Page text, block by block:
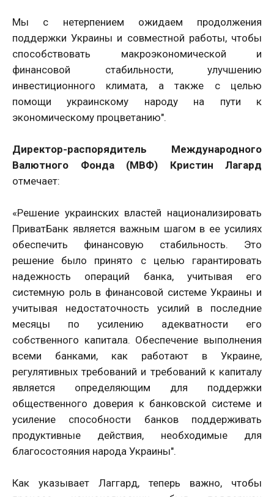
Мы с нетерпением ожидаем продолжения
поддержки Украины и совместной работы, чтобы
способствовать макроэкономической и
финансовой стабильности, улучшению
инвестиционного климата, а также с целью
помощи украинскому народу на пути к
экономическому процветанию".
Директор-распорядитель Международного
Валютного Фонда (МВФ) Кристин Лагард
отмечает:
«Решение украинских властей национализировать
ПриватБанк является важным шагом в ее усилиях
обеспечить финансовую стабильность. Это
решение было принято с целью гарантировать
надежность операций банка, учитывая его
системную роль в финансовой системе Украины и
учитывая недостаточность усилий в последние
месяцы по усилению адекватности его
собственного капитала. Обеспечение выполнения
всеми банками, как работают в Украине,
регулятивных требований и требований к капиталу
является определяющим для поддержки
общественного доверия к банковской системе и
усиление способности банков поддерживать
продуктивные действия, необходимые для
благосостояния народа Украины".
Как указывает Лаггард, теперь важно, чтобы